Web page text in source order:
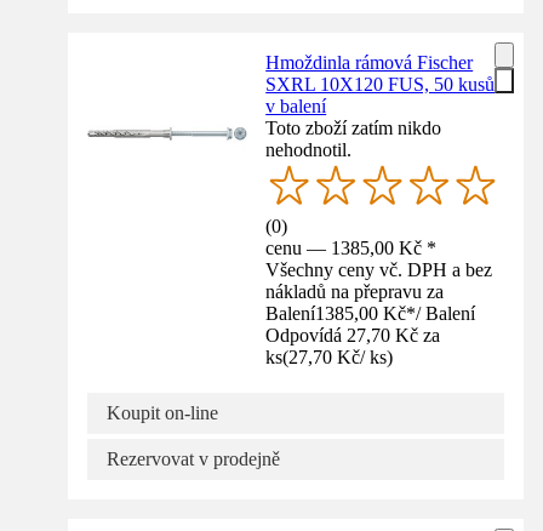
Hmoždinla rámová Fischer
SXRL 10X120 FUS, 50 kusů
v balení
Toto zboží zatím nikdo
nehodnotil.
(0)
cenu — 1385,00 Kč *
Všechny ceny vč. DPH a bez
nákladů na přepravu za
Balení1385,00 Kč*/ Balení
Odpovídá 27,70 Kč za
ks(27,70 Kč/ ks)
Koupit on-line
Rezervovat v prodejně